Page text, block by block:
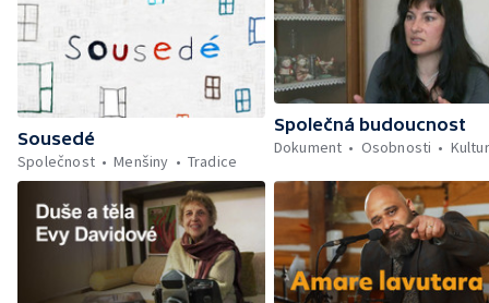
Sousedé
Společnost
Menšiny Tradice
Společná budoucnost
Dokument
Osobnosti